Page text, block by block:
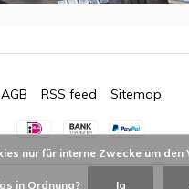
AGB RSS feed Sitemap
nur für interne Zwecke um den
in Ordnung? Ja